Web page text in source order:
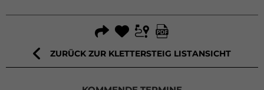
ZURÜCK ZUR KLETTERSTEIG LISTANSICHT